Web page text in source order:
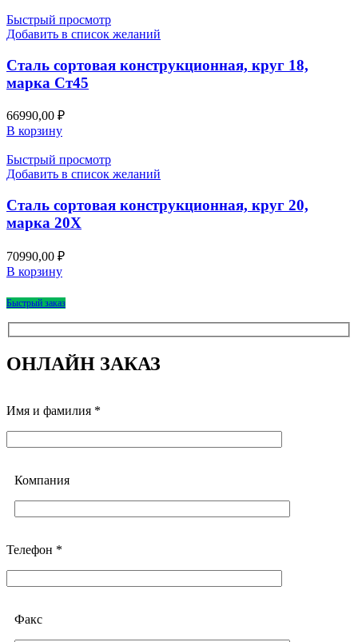
Быстрый просмотр
Добавить в список желаний
Сталь сортовая конструкционная, круг 18,
марка Ст45
66990,00 ₽
В корзину
Быстрый просмотр
Добавить в список желаний
Сталь сортовая конструкционная, круг 20,
марка 20Х
70990,00 ₽
В корзину
Быстрый заказ
ОНЛАЙН ЗАКАЗ
Имя и фамилия *
Компания
Телефон *
Факс